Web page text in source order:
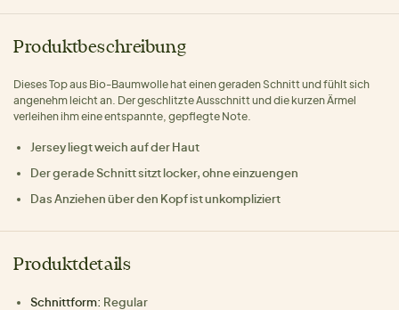
Produktbeschreibung
Dieses Top aus Bio-Baumwolle hat einen geraden Schnitt und fühlt sich
angenehm leicht an. Der geschlitzte Ausschnitt und die kurzen Ärmel
verleihen ihm eine entspannte, gepflegte Note.
Jersey liegt weich auf der Haut
Der gerade Schnitt sitzt locker, ohne einzuengen
Das Anziehen über den Kopf ist unkompliziert
Produktdetails
Schnittform: Regular